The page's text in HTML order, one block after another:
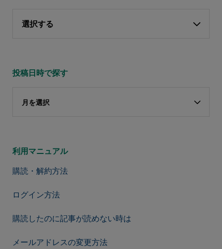
選択する
投稿日時で探す
月を選択
利用マニュアル
購読・解約方法
ログイン方法
購読したのに記事が読めない時は
メールアドレスの変更方法